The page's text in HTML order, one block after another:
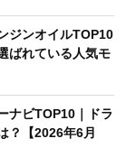
ジンオイルTOP10
ばれている人気モ
ナビTOP10｜ドラ
？【2026年6月